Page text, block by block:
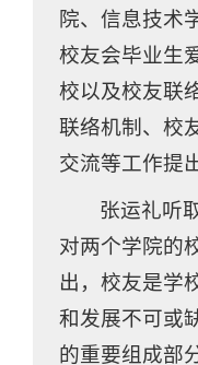
院、信息技术
校友会毕业生
校以及校友联
联络机制、校
交流等工作提
张运礼听
对两个学院的
出，校友是学
和发展不可或
的重要组成部